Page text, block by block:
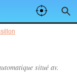
situé av.